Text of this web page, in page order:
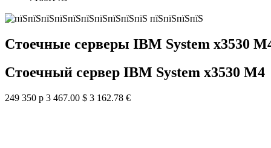
Стоечные серверы IBM System x3530
Стоечный сервер IBM System x3530 M4
249 350 р 3 467.00 $ 3 162.78 €